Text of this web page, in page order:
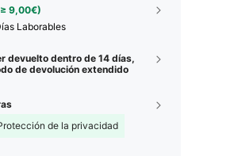
9,00€)
Laborables
devuelto dentro de 14 días,
de devolución extendido
de la privacidad